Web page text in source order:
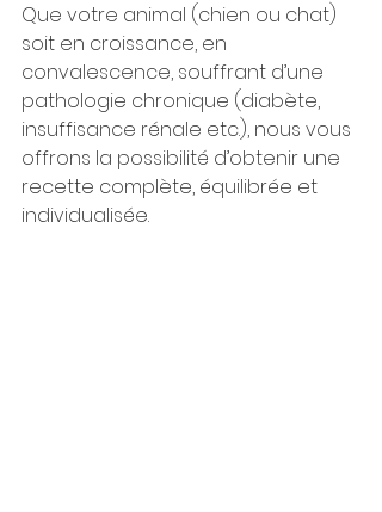
Que votre animal (chien ou chat)
soit en croissance, en
convalescence, souffrant d’une
pathologie chronique (diabète,
insuffisance rénale etc.), nous vous
offrons la possibilité d’obtenir une
recette complète, équilibrée et
individualisée.